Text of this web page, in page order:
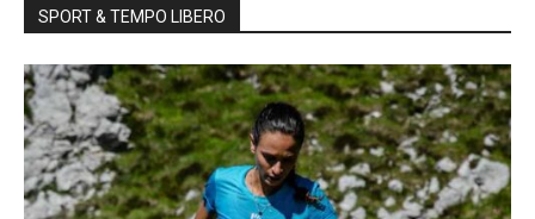
SPORT & TEMPO LIBERO